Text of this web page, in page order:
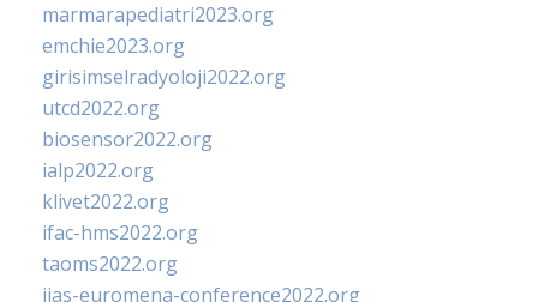
marmarapediatri2023.org
emchie2023.org
girisimselradyoloji2022.org
utcd2022.org
biosensor2022.org
ialp2022.org
klivet2022.org
ifac-hms2022.org
taoms2022.org
iias-euromena-conference2022.org